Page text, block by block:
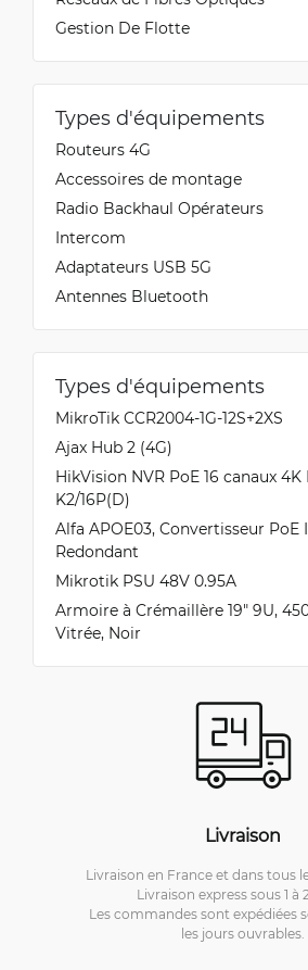
Gestion De Flotte
Types d'équipements
Routeurs 4G
Accessoires de montage
Radio Backhaul Opérateurs
Intercom
Adaptateurs USB 5G
Antennes Bluetooth
Types d'équipements
MikroTik CCR2004-1G-12S+2XS
Ajax Hub 2 (4G)
HikVision NVR PoE 16 canaux 4K
K2/16P(D)
Alfa APOE03, Convertisseur PoE
Redondant
Mikrotik PSU 48V 0.95A
Armoire à Crémaillère 19" 9U,
Vitrée, Noir
Livraison
Livraison en France et dans tous
Livraison express sous 1 à
Les commandes sont expédiées
les jours ouvrables.